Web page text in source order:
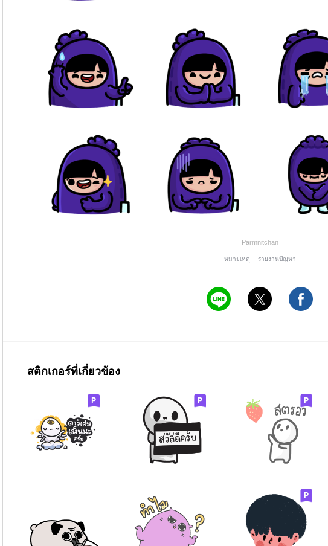
Parmnitchan
หมายเหตุ รายงานปัญหา
สติกเกอร์ที่เกี่ยวข้อง